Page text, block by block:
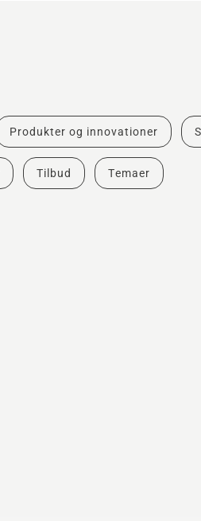
Produkter og innovationer
Tilbud Temaer